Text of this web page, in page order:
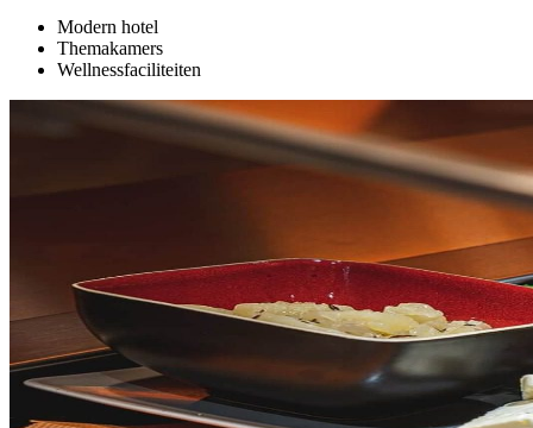
Modern hotel
Themakamers
Wellnessfaciliteiten